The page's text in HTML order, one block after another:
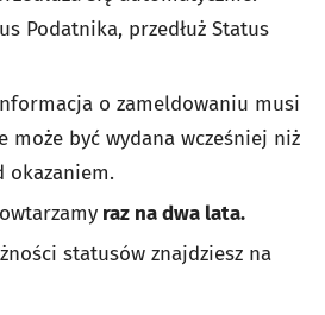
Podatnika, przedłuż Status
o zameldowaniu musi
może być wydana wcześniej niż
okazaniem.
raz na dwa lata.
statusów znajdziesz na